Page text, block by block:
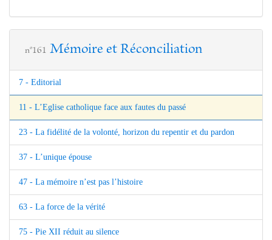
n°161 Mémoire et Réconciliation
7 - Editorial
11 - L’Eglise catholique face aux fautes du passé
23 - La fidélité de la volonté, horizon du repentir et du pardon
37 - L’unique épouse
47 - La mémoire n’est pas l’histoire
63 - La force de la vérité
75 - Pie XII réduit au silence